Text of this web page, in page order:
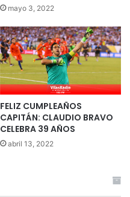
mayo 3, 2022
FELIZ CUMPLEAÑOS
CAPITÁN: CLAUDIO BRAVO
CELEBRA 39 AÑOS
abril 13, 2022